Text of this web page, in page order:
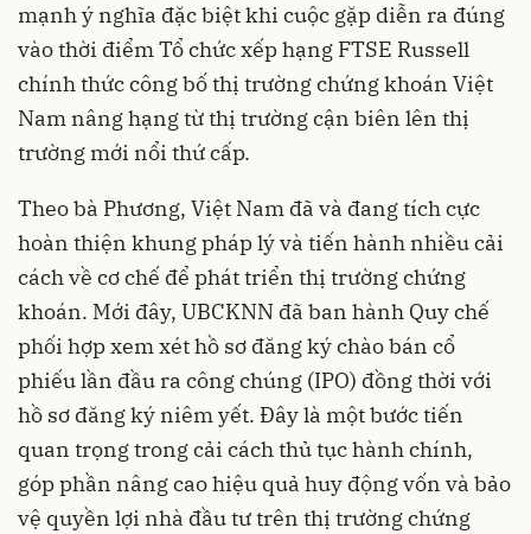
mạnh ý nghĩa đặc biệt khi cuộc gặp diễn ra đúng
vào thời điểm Tổ chức xếp hạng FTSE Russell
chính thức công bố thị trường chứng khoán Việt
Nam nâng hạng từ thị trường cận biên lên thị
trường mới nổi thứ cấp.
Theo bà Phương, Việt Nam đã và đang tích cực
hoàn thiện khung pháp lý và tiến hành nhiều cải
cách về cơ chế để phát triển thị trường chứng
khoán. Mới đây, UBCKNN đã ban hành Quy chế
phối hợp xem xét hồ sơ đăng ký chào bán cổ
phiếu lần đầu ra công chúng (IPO) đồng thời với
hồ sơ đăng ký niêm yết. Đây là một bước tiến
quan trọng trong cải cách thủ tục hành chính,
góp phần nâng cao hiệu quả huy động vốn và bảo
vệ quyền lợi nhà đầu tư trên thị trường chứng